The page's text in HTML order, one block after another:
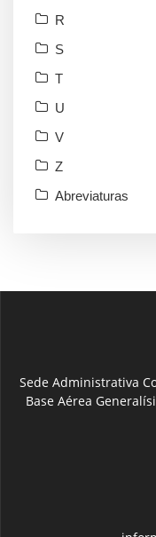
R
S
T
U
V
Z
Abreviaturas
Sede Administrativa
Base Aérea